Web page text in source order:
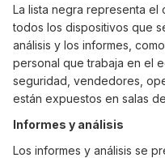
La lista negra representa el
todos los dispositivos que
análisis y los informes,
personal que trabaja en el
seguridad, vendedores,
están expuestos en salas
Informes y análisis
Los informes y análisis se